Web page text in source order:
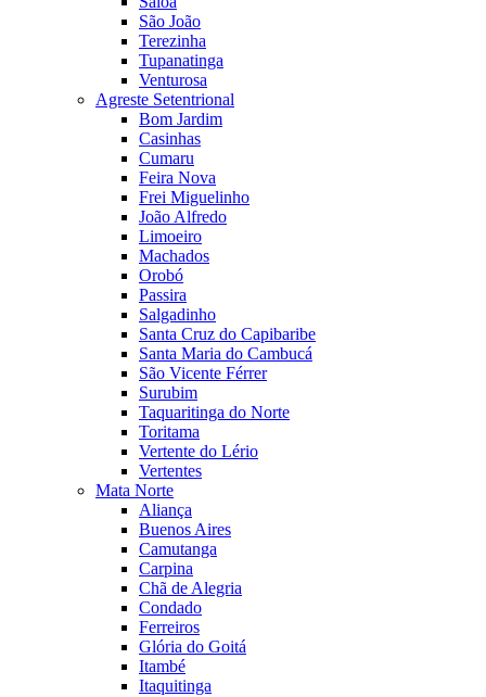
São João
Terezinha
Tupanatinga
Venturosa
Agreste Setentrional
Bom Jardim
Casinhas
Cumaru
Feira Nova
Frei Miguelinho
João Alfredo
Limoeiro
Machados
Orobó
Passira
Salgadinho
Santa Cruz do Capibaribe
Santa Maria do Cambucá
São Vicente Férrer
Surubim
Taquaritinga do Norte
Toritama
Vertente do Lério
Vertentes
Mata Norte
Aliança
Buenos Aires
Camutanga
Carpina
Chã de Alegria
Condado
Ferreiros
Glória do Goitá
Itambé
Itaquitinga